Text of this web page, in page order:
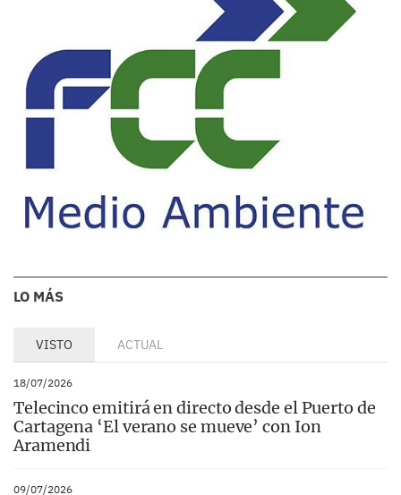
LO MÁS
VISTO ACTUAL
18/07/2026
Telecinco emitirá en directo desde el Puerto de
Cartagena ‘El verano se mueve’ con Ion
Aramendi
09/07/2026